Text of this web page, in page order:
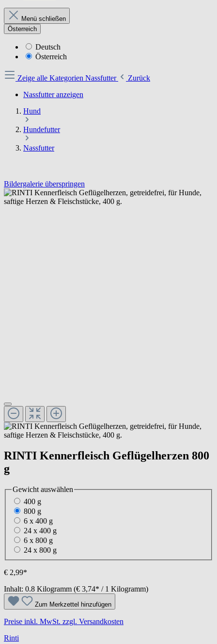
Menü schließen
Österreich
Deutsch
Österreich
Zeige alle Kategorien Nassfutter
Zurück
Nassfutter anzeigen
Hund
Hundefutter
Nassfutter
Bildergalerie überspringen
RINTI Kennerfleisch Geflügelherzen 800
g
Gewicht auswählen
400 g
800 g
6 x 400 g
24 x 400 g
6 x 800 g
24 x 800 g
€ 2,99*
Inhalt: 0.8 Kilogramm (€ 3,74* / 1 Kilogramm)
Zum Merkzettel hinzufügen
Preise inkl. MwSt. zzgl. Versandkosten
Rinti